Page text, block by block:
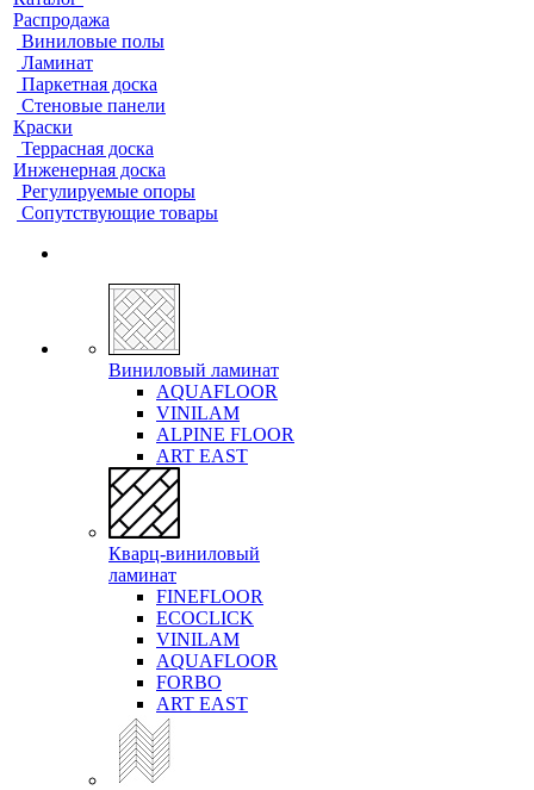
Распродажа
Виниловые полы
Ламинат
Паркетная доска
Стеновые панели
Краски
Террасная доска
Инженерная доска
Регулируемые опоры
Сопутствующие товары
Виниловый ламинат
AQUAFLOOR
VINILAM
ALPINE FLOOR
ART EAST
Кварц-виниловый
ламинат
FINEFLOOR
ECOCLICK
VINILAM
AQUAFLOOR
FORBO
ART EAST